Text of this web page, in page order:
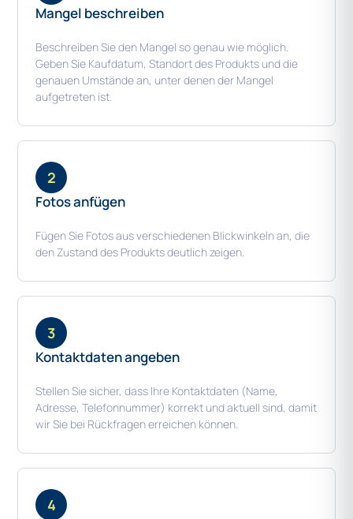
Mangel beschreiben
Beschreiben Sie den Mangel so genau wie möglich.
Geben Sie Kaufdatum, Standort des Produkts und die
genauen Umstände an, unter denen der Mangel
aufgetreten ist.
2
Fotos anfügen
Fügen Sie Fotos aus verschiedenen Blickwinkeln an, die
den Zustand des Produkts deutlich zeigen.
3
Kontaktdaten angeben
Stellen Sie sicher, dass Ihre Kontaktdaten (Name,
Adresse, Telefonnummer) korrekt und aktuell sind, damit
wir Sie bei Rückfragen erreichen können.
4